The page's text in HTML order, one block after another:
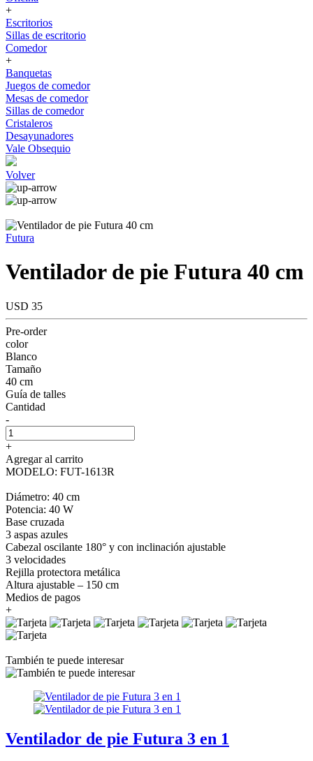
+
Escritorios
Sillas de escritorio
Comedor
+
Banquetas
Juegos de comedor
Mesas de comedor
Sillas de comedor
Cristaleros
Desayunadores
Vale Obsequio
Volver
Futura
Ventilador de pie Futura 40 cm
USD 35
Pre-order
color
Blanco
Tamaño
40 cm
Guía de talles
Cantidad
-
+
Agregar al carrito
MODELO: FUT-1613R
Diámetro: 40 cm
Potencia: 40 W
Base cruzada
3 aspas azules
Cabezal oscilante 180° y con inclinación ajustable
3 velocidades
Rejilla protectora metálica
Altura ajustable – 150 cm
Medios de pagos
+
También te puede interesar
Ventilador de pie Futura 3 en 1